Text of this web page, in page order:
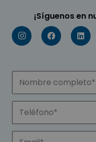
¡Síguenos en